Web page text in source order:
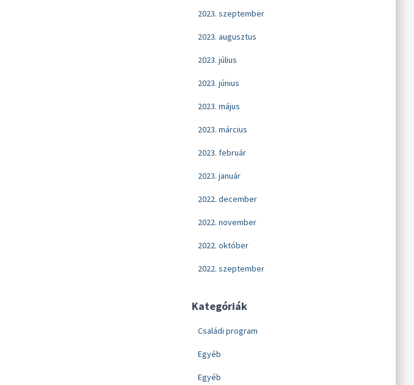
2023. szeptember
2023. augusztus
2023. július
2023. június
2023. május
2023. március
2023. február
2023. január
2022. december
2022. november
2022. október
2022. szeptember
Kategóriák
Családi program
Egyéb
Egyéb